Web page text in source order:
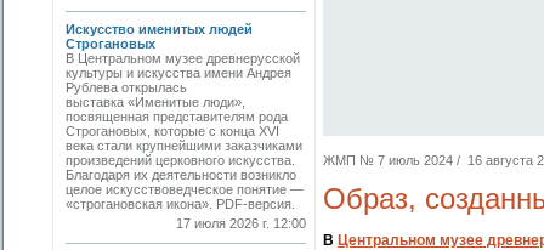
Искусство именитых людей
Строгановых
В Центральном музее древнерусской
культуры и искусства имени Андрея
Рублева открылась
выставка «Именитые люди»,
посвященная представителям рода
Строгановых, которые с конца XVI
века стали крупнейшими заказчиками
произведений церковного искусства.
Благодаря их деятельности возникло
целое искусствоведческое понятие —
«строгановская икона». PDF-версия.
17 июля 2026 г. 12:00
ЖМП № 7 июль 2024 / 16 августа
Образ,
В Центральном музее